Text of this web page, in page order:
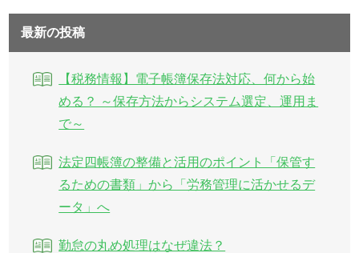
最新の投稿
【税務情報】電子帳簿保存法対応、何から始
める？ ～保存方法からシステム選定、運用ま
で～
法定四帳簿の整備と活用のポイント「保管す
るための書類」から「労務管理に活かせるデ
ータ」へ
勤怠の丸め処理はなぜ違法？